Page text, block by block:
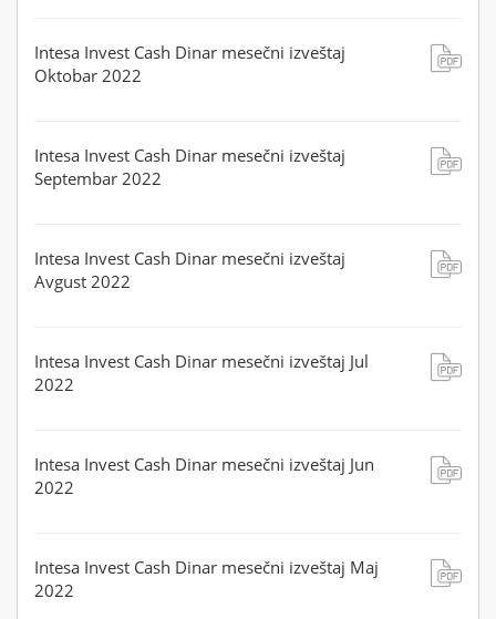
Intesa Invest Cash Dinar mesečni izveštaj
Oktobar 2022
Intesa Invest Cash Dinar mesečni izveštaj
Septembar 2022
Intesa Invest Cash Dinar mesečni izveštaj
Avgust 2022
Intesa Invest Cash Dinar mesečni izveštaj Jul
2022
Intesa Invest Cash Dinar mesečni izveštaj Jun
2022
Intesa Invest Cash Dinar mesečni izveštaj Maj
2022